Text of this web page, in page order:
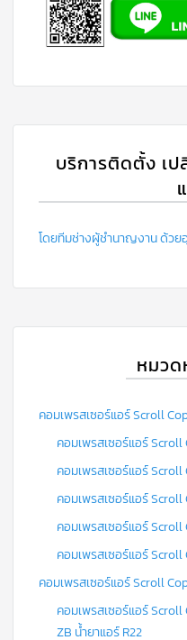
บริการติดตั้ง เ
โดยทีมช่างผู้ชำนาญงาน ด้ว
หมว
คอมเพรสเซอร์แอร์ Scroll
คอมเพรสเซอร์แอร์
คอมเพรสเซอร์แอร์ Scroll
คอมเพรสเซอร์แอร์
คอมเพรสเซอร์แอร์
คอมเพรสเซอร์แอร์
คอมเพรสเซอร์แอร์ Scroll
คอมเพรสเซอร์แอร์
ZB น้ำยาแอร์ R22